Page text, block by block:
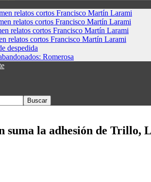
relatos cortos Francisco Martín Larami
relatos cortos Francisco Martín Larami
relatos cortos Francisco Martín Larami
relatos cortos Francisco Martín Larami
despedida
Romerosa
suma la adhesión de Trillo,